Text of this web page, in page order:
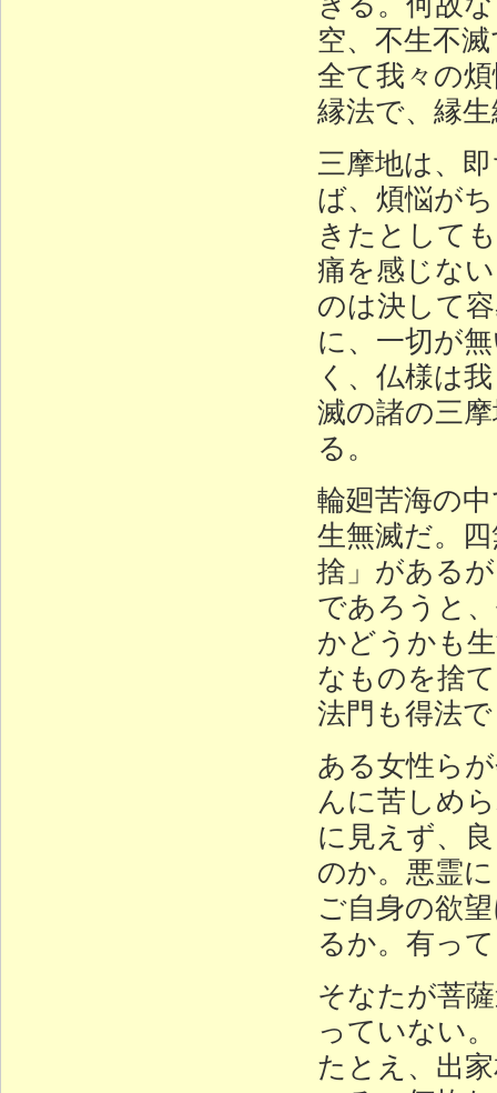
空、不生不
全て我々の
縁法で、縁
三摩地は、
ば、煩悩が
きたとして
痛を感じな
のは決して
に、一切が
く、仏様は
滅の諸の三
る。
輪廻苦海の
生無滅だ。
捨」がある
であろうと
かどうかも
なものを捨
法門も得法
ある女性ら
んに苦しめ
に見えず、
のか。悪霊
ご自身の欲
るか。有っ
そなたが菩
っていない
たとえ、出